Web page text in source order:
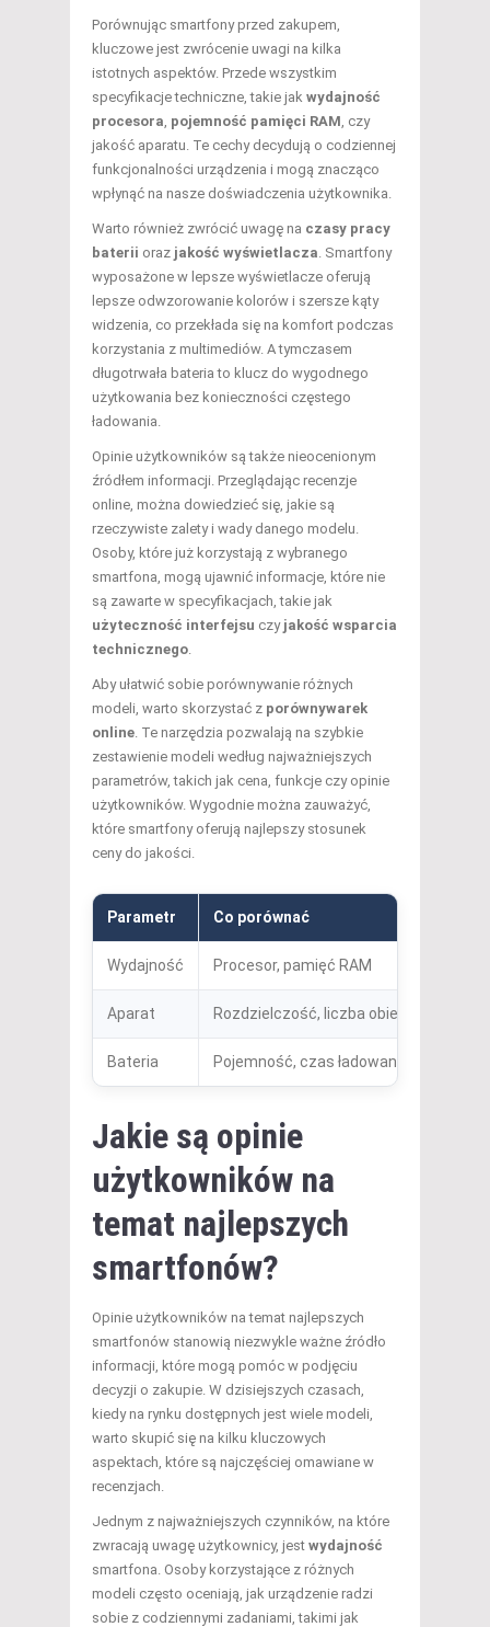
Porównując smartfony przed zakupem,
kluczowe jest zwrócenie uwagi na kilka
istotnych aspektów. Przede wszystkim
specyfikacje techniczne, takie jak wydajność
procesora pojemność pamięci RAM , czy
jakość aparatu. Te cechy decydują o codziennej
funkcjonalności urządzenia i mogą znacząco
wpłynąć na nasze doświadczenia użytkownika.
Warto również zwrócić uwagę na czasy pracy
baterii oraz jakość wyświetlacza . Smartfony
wyposażone w lepsze wyświetlacze oferują
lepsze odwzorowanie kolorów i szersze kąty
widzenia, co przekłada się na komfort podczas
korzystania z multimediów. A tymczasem
długotrwała bateria to klucz do wygodnego
użytkowania bez konieczności częstego
ładowania.
Opinie użytkowników są także nieocenionym
źródłem informacji. Przeglądając recenzje
online, można dowiedzieć się, jakie są
rzeczywiste zalety i wady danego modelu.
Osoby, które już korzystają z wybranego
smartfona, mogą ujawnić informacje, które nie
są zawarte w specyfikacjach, takie jak
użyteczność interfejsu czy jakość wsparcia
technicznego
Aby ułatwić sobie porównywanie różnych
modeli, warto skorzystać z porównywarek
online . Te narzędzia pozwalają na szybkie
zestawienie modeli według najważniejszych
parametrów, takich jak cena, funkcje czy opinie
użytkowników. Wygodnie można zauważyć,
które smartfony oferują najlepszy stosunek
ceny do jakości.
Parametr Co porównać
Wydajność Procesor, pamięć RAM
Aparat Rozdzielczość, liczba obiektywów
Bateria Pojemność, czas ładowania
Jakie są opinie
użytkowników na
temat najlepszych
smartfonów?
Opinie użytkowników na temat najlepszych
smartfonów stanowią niezwykle ważne źródło
informacji, które mogą pomóc w podjęciu
decyzji o zakupie. W dzisiejszych czasach,
kiedy na rynku dostępnych jest wiele modeli,
warto skupić się na kilku kluczowych
aspektach, które są najczęściej omawiane w
recenzjach.
Jednym z najważniejszych czynników, na które
zwracają uwagę użytkownicy, jest wydajność
smartfona. Osoby korzystające z różnych
modeli często oceniają, jak urządzenie radzi
sobie z codziennymi zadaniami, takimi jak